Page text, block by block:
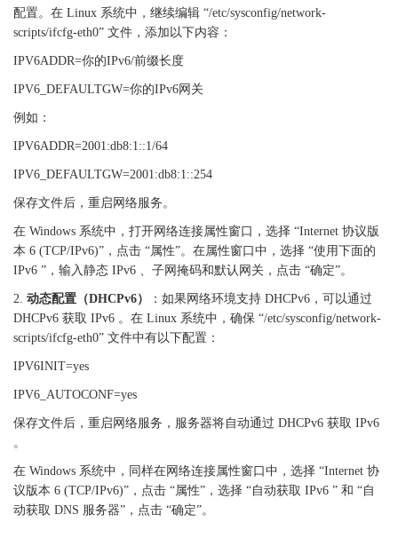
配置。在 Linux 系统中，继续编辑 “/etc/sysconfig/network-
scripts/ifcfg-eth0” 文件，添加以下内容：
IPV6ADDR=你的IPv6/前缀长度
IPV6_DEFAULTGW=你的IPv6网关
例如：
IPV6ADDR=2001:db8:1::1/64
IPV6_DEFAULTGW=2001:db8:1::254
保存文件后，重启网络服务。
在 Windows 系统中，打开网络连接属性窗口，选择 “Internet 协议版
本 6 (TCP/IPv6)”，点击 “属性”。在属性窗口中，选择 “使用下面的
IPv6 ”，输入静态 IPv6 、子网掩码和默认网关，点击 “确定”。
2. 动态配置（DHCPv6） ：如果网络环境支持 DHCPv6，可以通过
DHCPv6 获取 IPv6 。在 Linux 系统中，确保 “/etc/sysconfig/network-
scripts/ifcfg-eth0” 文件中有以下配置：
IPV6INIT=yes
IPV6_AUTOCONF=yes
保存文件后，重启网络服务，服务器将自动通过 DHCPv6 获取 IPv6
。
在 Windows 系统中，同样在网络连接属性窗口中，选择 “Internet 协
议版本 6 (TCP/IPv6)”，点击 “属性”，选择 “自动获取 IPv6 ” 和 “自
动获取 DNS 服务器”，点击 “确定”。